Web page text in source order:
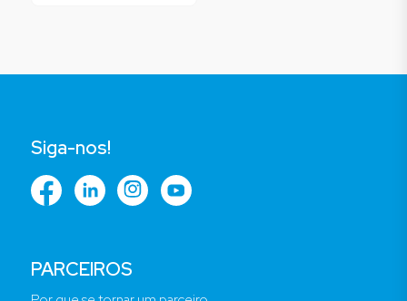
PARCEIROS
Siga-nos!